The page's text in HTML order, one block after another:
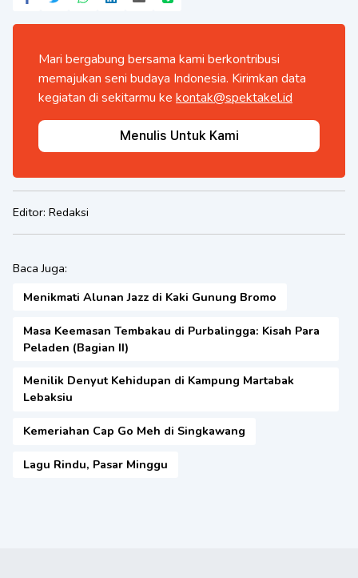
Mari bergabung bersama kami berkontribusi
memajukan seni budaya Indonesia. Kirimkan data
kegiatan di sekitarmu ke kontak@spektakel.id
Menulis Untuk Kami
Editor: Redaksi
Baca Juga:
Menikmati Alunan Jazz di Kaki Gunung Bromo
Masa Keemasan Tembakau di Purbalingga: Kisah Para
Peladen (Bagian II)
Menilik Denyut Kehidupan di Kampung Martabak
Lebaksiu
Kemeriahan Cap Go Meh di Singkawang
Lagu Rindu, Pasar Minggu